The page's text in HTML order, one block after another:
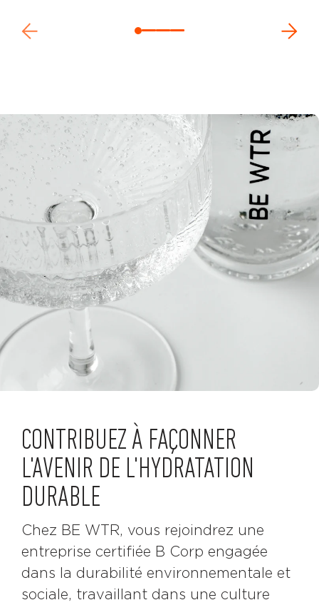
CONTRIBUEZ À FAÇONNER
L'AVENIR DE L'HYDRATATION
DURABLE
Chez BE WTR, vous rejoindrez une
entreprise certifiée B Corp engagée
dans la durabilité environnementale et
sociale, travaillant dans une culture